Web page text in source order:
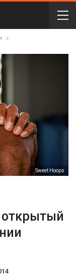
Sweet Hoops